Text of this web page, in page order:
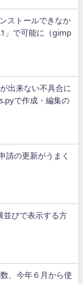
ストールできなか
」で可能に（gimp
出来ない不具合に
で作成・編集の
請の更新がうまく
並びで表示する方
、今年６月から使